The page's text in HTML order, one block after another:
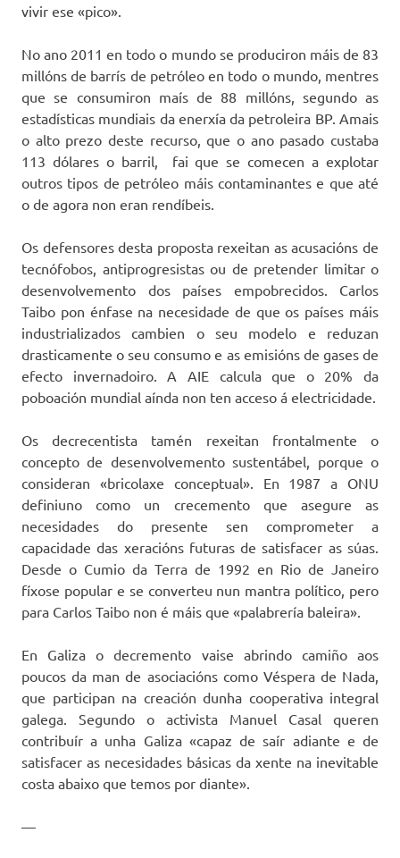
vivir ese «pico».
No ano 2011 en todo o mundo se produciron máis de 83
millóns de barrís de petróleo en todo o mundo, mentres
que se consumiron maís de 88 millóns, segundo as
estadísticas mundiais da enerxía da petroleira BP. Amais
o alto prezo deste recurso, que o ano pasado custaba
113 dólares o barril, fai que se comecen a explotar
outros tipos de petróleo máis contaminantes e que até
o de agora non eran rendíbeis.
Os defensores desta proposta rexeitan as acusacións de
tecnófobos, antiprogresistas ou de pretender limitar o
desenvolvemento dos países empobrecidos. Carlos
Taibo pon énfase na necesidade de que os países máis
industrializados cambien o seu modelo e reduzan
drasticamente o seu consumo e as emisións de gases de
efecto invernadoiro. A AIE calcula que o 20% da
poboación mundial aínda non ten acceso á electricidade.
Os decrecentista tamén rexeitan frontalmente o
concepto de desenvolvemento sustentábel, porque o
consideran «bricolaxe conceptual». En 1987 a ONU
definiuno como un crecemento que asegure as
necesidades do presente sen comprometer a
capacidade das xeracións futuras de satisfacer as súas.
Desde o Cumio da Terra de 1992 en Rio de Janeiro
fíxose popular e se converteu nun mantra político, pero
para Carlos Taibo non é máis que «palabrería baleira».
En Galiza o decremento vaise abrindo camiño aos
poucos da man de asociacións como Véspera de Nada,
que participan na creación dunha cooperativa integral
galega. Segundo o activista Manuel Casal queren
contribuír a unha Galiza «capaz de saír adiante e de
satisfacer as necesidades básicas da xente na inevitable
costa abaixo que temos por diante».
—